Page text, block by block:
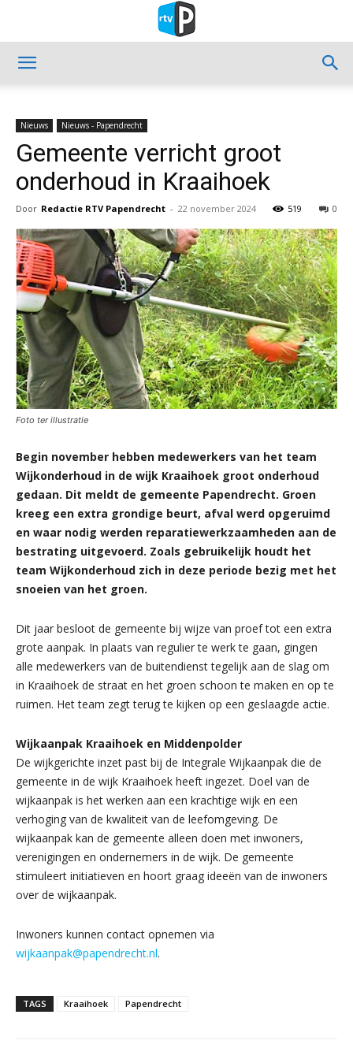
Nieuws Nieuws - Papendrecht
Gemeente verricht groot
onderhoud in Kraaihoek
Door Redactie RTV Papendrecht - 22 november 2024 0
519
Foto ter illustratie
Begin november hebben medewerkers van het team
Wijkonderhoud in de wijk Kraaihoek groot onderhoud
gedaan. Dit meldt de gemeente Papendrecht. Groen
kreeg een extra grondige beurt, afval werd opgeruimd
en waar nodig werden reparatiewerkzaamheden aan de
bestrating uitgevoerd. Zoals gebruikelijk houdt het
team Wijkonderhoud zich in deze periode bezig met het
snoeien van het groen.
Dit jaar besloot de gemeente bij wijze van proef tot een extra
grote aanpak. In plaats van regulier te werk te gaan, gingen
alle medewerkers van de buitendienst tegelijk aan de slag om
in Kraaihoek de straat en het groen schoon te maken en op te
ruimen. Het team zegt terug te kijken op een geslaagde actie.
Wijkaanpak Kraaihoek en Middenpolder
De wijkgerichte inzet past bij de Integrale Wijkaanpak die de
gemeente in de wijk Kraaihoek heeft ingezet. Doel van de
wijkaanpak is het werken aan een krachtige wijk en een
verhoging van de kwaliteit van de leefomgeving. De
wijkaanpak kan de gemeente alleen doen met inwoners,
verenigingen en ondernemers in de wijk. De gemeente
stimuleert initiatieven en hoort graag ideeën van de inwoners
over de wijkaanpak.
Inwoners kunnen contact opnemen via
wijkaanpak@papendrecht.nl.
TAGS Kraaihoek Papendrecht